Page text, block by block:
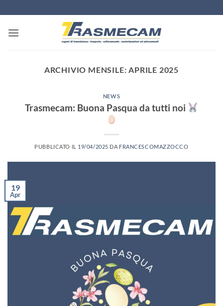
ai
contenuti
ARCHIVIO MENSILE:APRILE 2025
NEWS
Trasmecam: Buona Pasqua da tutti noi
PUBBLICATO IL 19/04/2025 DA FRANCESCOMAZZOCCO
19
Apr